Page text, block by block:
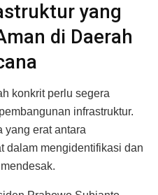
yang
di Daerah
konkrit perlu segera
infrastruktur.
yang erat antara
dalam mengidentifikasi dan